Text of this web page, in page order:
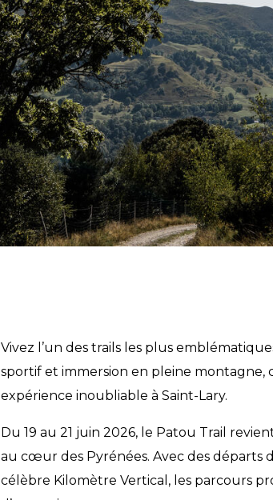
Vivez l’un des trails les plus
sportif et immersion en pleine
expérience inoubliable à Saint-Lary.
Du 19 au 21 juin 2026, le Patou Trail
au cœur des Pyrénées. Avec des départs
célèbre Kilomètre Vertical, les parcours